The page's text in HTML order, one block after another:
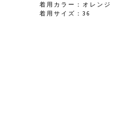
着用カラー： オレンジ
着用サイズ：36